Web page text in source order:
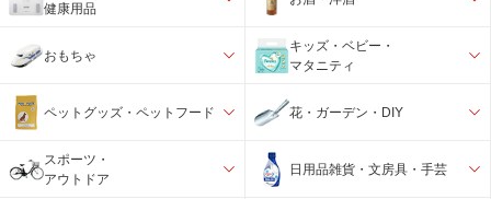
健康用品
おもちゃ
キッズ・ベビー・
マタニティ
ペットグッズ・ペットフード 花・ガーデン・DIY
スポーツ・
アウトドア
日用品雑貨・文房具・手芸